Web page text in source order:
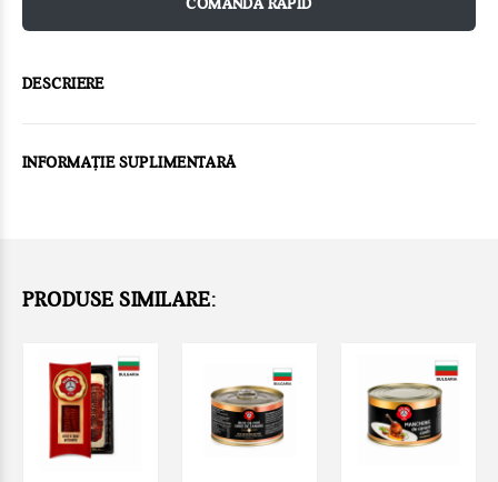
COMANDĂ RAPID
DESCRIERE
INFORMAȚIE SUPLIMENTARĂ
PRODUSE SIMILARE: